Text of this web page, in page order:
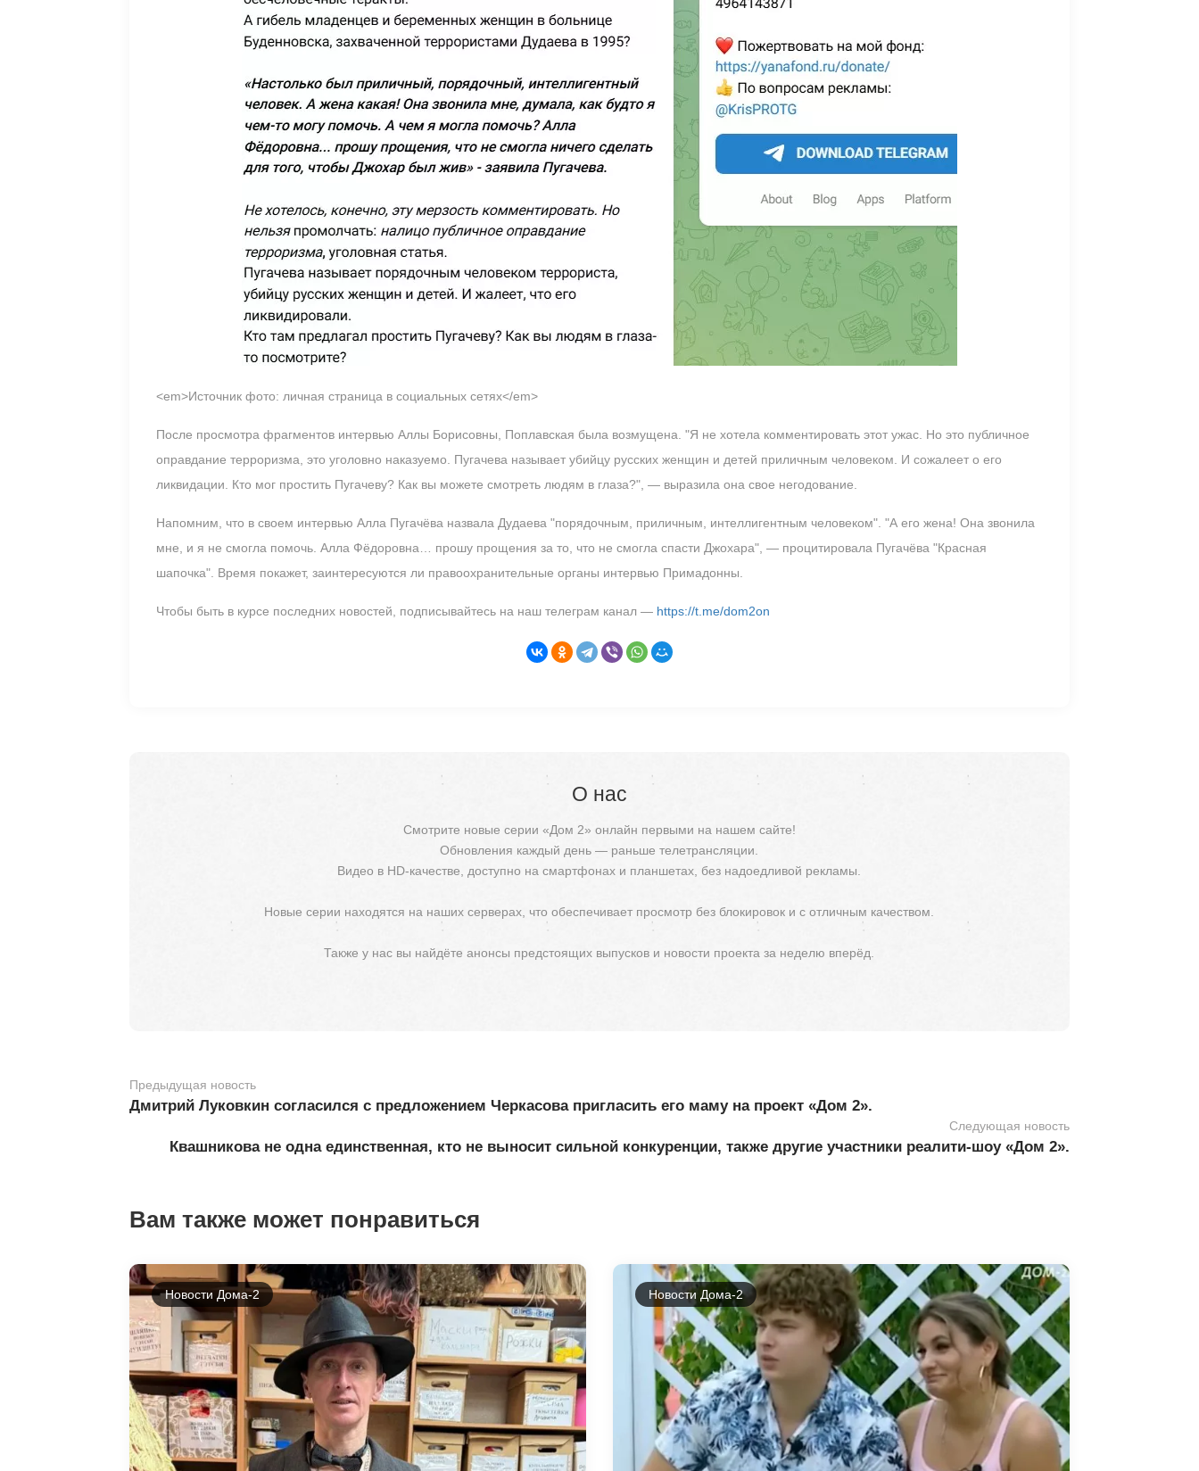
<em>Источник фото: личная страница в социальных сетях</em>
После просмотра фрагментов интервью Аллы Борисовны, Поплавская была возмущена. "Я не хотела комментировать этот ужас. Но это публичное
оправдание терроризма, это уголовно наказуемо. Пугачева называет убийцу русских женщин и детей приличным человеком. И сожалеет о его
ликвидации. Кто мог простить Пугачеву? Как вы можете смотреть людям в глаза?", — выразила она свое негодование.
Напомним, что в своем интервью Алла Пугачёва назвала Дудаева "порядочным, приличным, интеллигентным человеком". "А его жена! Она звонила
мне, и я не смогла помочь. Алла Фёдоровна… прошу прощения за то, что не смогла спасти Джохара", — процитировала Пугачёва "Красная
шапочка". Время покажет, заинтересуются ли правоохранительные органы интервью Примадонны.
Чтобы быть в курсе последних новостей, подписывайтесь на наш телеграм канал — https://t.me/dom2on
О нас
Смотрите новые серии «Дом 2» онлайн первыми на нашем сайте!
Обновления каждый день — раньше телетрансляции.
Видео в HD-качестве, доступно на смартфонах и планшетах, без надоедливой рекламы.
Новые серии находятся на наших серверах, что обеспечивает просмотр без блокировок и с отличным качеством.
Также у нас вы найдёте анонсы предстоящих выпусков и новости проекта за неделю вперёд.
Предыдущая новость
Дмитрий Луковкин согласился с предложением Черкасова пригласить его маму на проект «Дом 2».
Следующая новость
Квашникова не одна единственная, кто не выносит сильной конкуренции, также другие участники реалити-шоу «Дом 2».
Вам также может понравиться
Новости Дома-2 Новости Дома-2